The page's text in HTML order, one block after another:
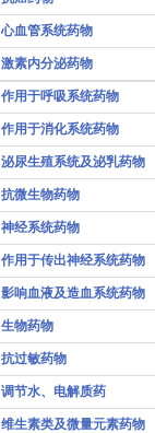
心血管系统药物
激素内分泌药物
作用于呼吸系统药物
作用于消化系统药物
泌尿生殖系统及泌乳药物
抗微生物药物
神经系统药物
作用于传出神经系统药物
影响血液及造血系统药物
生物药物
抗过敏药物
调节水、电解质药
维生素类及微量元素药物